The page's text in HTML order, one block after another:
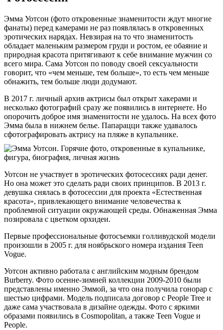
Эмма Уотсон (фото откровенные знаменитости ждут многие
фанаты) перед камерами не раз появлялась в откровенных
эротических нарядах. Невзирая на то что знаменитость
обладает маленьким размером груди и ростом, ее обаяние и
природная красота притягивают к себе внимание мужчин со
всего мира. Сама Уотсон по поводу своей сексуальности
говорит, что «чем меньше, тем больше», то есть чем меньше
обнажить, тем больше люди додумают.
В 2017 г. личный архив актрисы был открыт хакерами и
несколько фотографий сразу же появились в интернете. Но
опорочить доброе имя знаменитости не удалось. На всех фото
Эмма была в нижнем белье. Папарацци также удавалось
сфотографировать актрису на пляже в купальнике.
Уотсон не участвует в эротических фотосессиях ради денег.
Но она может это сделать ради своих принципов. В 2013 г.
девушка снялась в фотосессии для проекта «Естественная
красота», привлекающего внимание человечества к
проблемной ситуации окружающей среды. Обнаженная Эмма
позировала с цветком орхидеи.
Первые профессиональные фотосъемки голливудской модели
произошли в 2005 г. для ноябрьского номера издания Teen
Vogue.
Уотсон активно работала с английским модным брендом
Burberry. Фото осенне-зимней коллекции 2009-2010 были
представлены именно Эммой, за что она получила гонорар с
шестью цифрами. Модель подписала договор с People Tree и
даже сама участвовала в дизайне одежды. Фото с яркими
образами появились в Cosmopolitan, а также Teen Vogue и
People.